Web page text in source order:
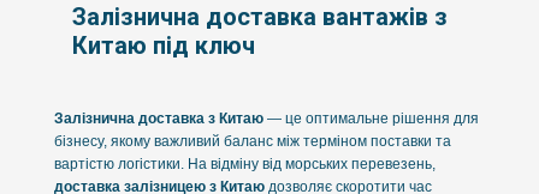
Залізнична доставка вантажів з
Китаю під ключ
Залізнична доставка з Китаю — це оптимальне рішення для
бізнесу, якому важливий баланс між терміном поставки та
вартістю логістики. На відміну від морських перевезень,
доставка залізницею з Китаю дозволяє скоротити час